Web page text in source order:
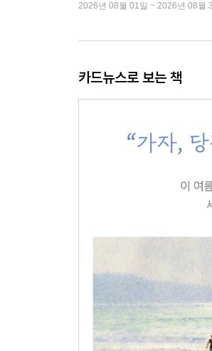
2026년 08월 01일 ~ 2026년 08월
카드뉴스로 보는 책